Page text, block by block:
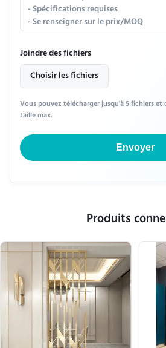
Joindre des fichiers
Choisir les fichiers
Vous pouvez télécharger jusqu'à 5 fichiers
taille max.
Envoyer
Produits